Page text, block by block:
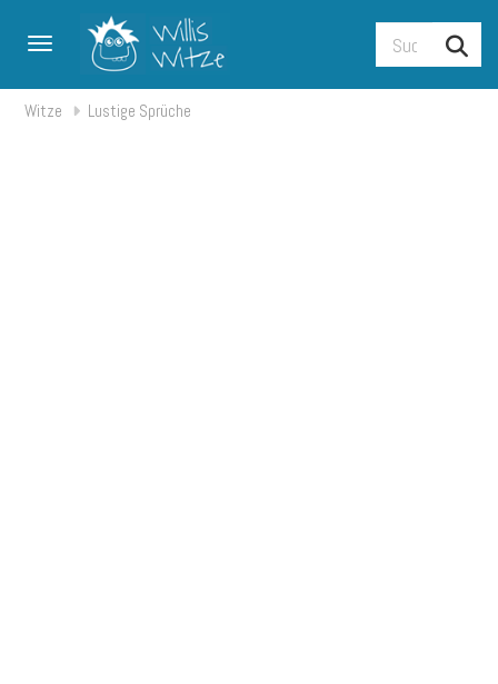
Toggle navigation
Witze Lustige Sprüche